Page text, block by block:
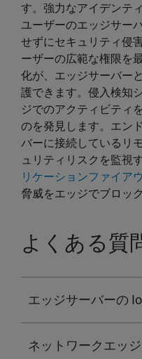
す。強力なアイデンテ
ユーザーのエッジサー
せずにセキュリティ侵
ーザーの広範な権限を
化が、エッジサーバー
護できます。侵入検知
ジでのアクティビティ
のを発見します。エン
バーに接続しているリ
ュリティリスクを監視
リケーションファイア
脅威をエッジでブロッ
よくある質
エッジサーバーの
ネットワークエッ